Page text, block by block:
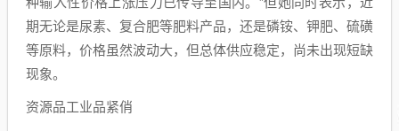
期无论是尿素、复合肥等肥料产品，还是磷铵、钾肥、硫磺
等原料，价格虽然波动大，但总体供应稳定，尚未出现短缺
现象。
资源品工业品紧俏